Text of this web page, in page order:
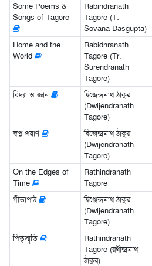
Some Poems &
Songs of Tagore
Rabindranath
Tagore (T:
Sovana Dasgupta)
Home and the
World
Rabidnranath
Tagore (Tr.
Surendranath
Tagore)
বিদ্যা ও জ্ঞান
দ্বিজেন্দ্রনাথ ঠাকুর
(Dwijendranath
Tagore)
স্বপ্ন-প্রয়াণ
দ্বিজেন্দ্রনাথ ঠাকুর
(Dwijendranath
Tagore)
On the Edges of
Time
Rathindranath
Tagore
গীতাপাঠ
দ্বিঞ্জেন্দ্রনাথ ঠাকুর
(Dwijendranath
Tagore)
পিতৃস্মৃতি
Rathindranath
Tagore (রথীন্দ্রনাথ
ঠাকুর)